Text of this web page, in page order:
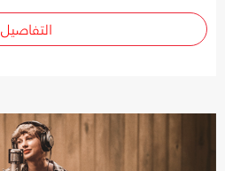
التفاصيل